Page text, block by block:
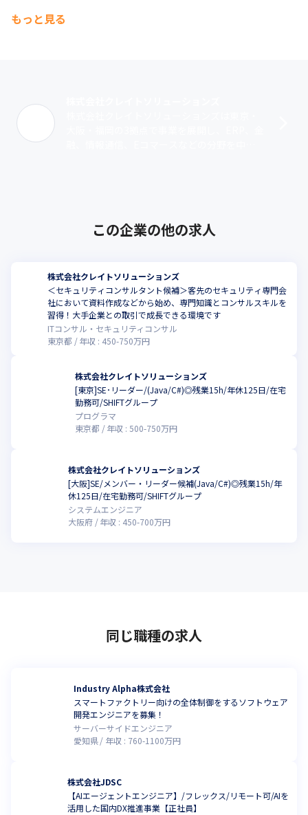
各種パッケージの活用を核としたエンタープライズ
2. Humanity：周囲への親切、部下への愛情
3. Communication：取引先、上長・部下・チームメンバーとし
っかり意識合わせ
もっと見る
この企業の他の求人
株式会社クレイトソリューションズ
＜セキュリティコンサルタント候補＞客先のセキュリティ専門会
社において資料作成などから始め、専門知識とコンサルスキルを
習得！大手企業との取引で成長できる環境です
ITコンサル・セキュリティコンサル
東京都
年収 : 450-750万円
株式会社クレイトソリューションズ
[東京]SE･リーダー/(Java/C#)◎残業15h/年休125日/在宅
勤務可/SHIFTグループ
プログラマ
東京都
年収 :500-750万円
株式会社クレイトソリューションズ
[大阪]SE/メンバー・リーダー候補(Java/C#)◎残業15h/年
休125日/在宅勤務可/SHIFTグループ
システムエンジニア
大阪府
年収 : 450-700万円
同じ職種の求人
Industry Alpha株式会社
スマートファクトリー向けの全体制御をするソフトウェア
開発エンジニアを募集！
サーバーサイドエンジニア
愛知県
年収 : 760-1100万円
株式会社JDSC
【AIエージェントエンジニア】/フレックス/リモート可/AIを
活用した国内DX推進事業【正社員】